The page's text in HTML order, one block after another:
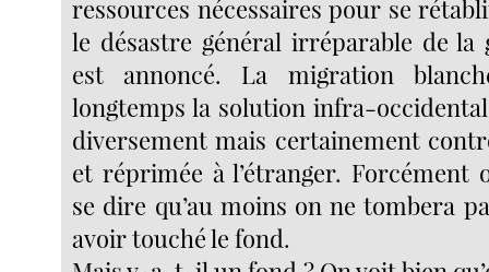
ressources nécessaires pour se
le désastre général irréparable de la
est annoncé. La migration
longtemps la solution infra-
diversement mais certainement
et réprimée à l’étranger. Forcément
se dire qu’au moins on ne tombera
avoir touché le fond.